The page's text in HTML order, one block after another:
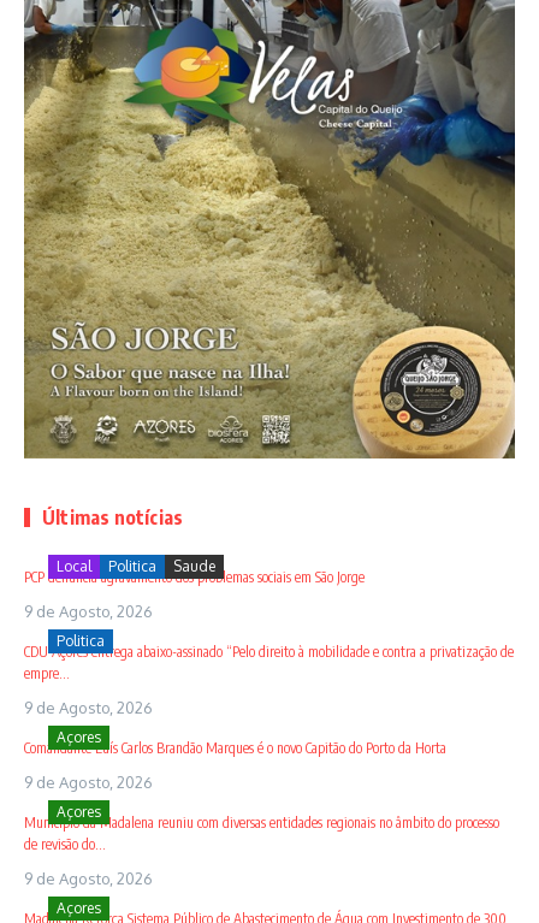
Últimas notícias
Local Politica Saude
PCP denuncia agravamento dos problemas sociais em São Jorge
9 de Agosto, 2026
Politica
CDU Açores entrega abaixo-assinado “Pelo direito à mobilidade e contra a privatização de
empre...
9 de Agosto, 2026
Açores
Comandante Luís Carlos Brandão Marques é o novo Capitão do Porto da Horta
9 de Agosto, 2026
Açores
Município da Madalena reuniu com diversas entidades regionais no âmbito do processo
de revisão do...
9 de Agosto, 2026
Açores
Madalena Reforça Sistema Público de Abastecimento de Água com Investimento de 300